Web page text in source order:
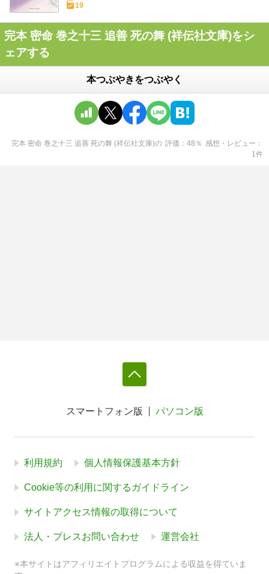
19
完本 密命 巻之十三 追善 死の舞 (祥伝社文庫)をシ
ェアする
本つぶやきをつぶやく
完本 密命 巻之十三 追善 死の舞 (祥伝社文庫)の 評価 48 ％ 感想・レビュー
1件
スマートフォン版 パソコン版
利用規約 個人情報保護基本方針
Cookie等の利用に関するガイドライン
サイトアクセス情報の取得について
法人・プレスお問い合わせ 運営会社
※本サイトはアフィリエイトプログラムによる収益を得ていま